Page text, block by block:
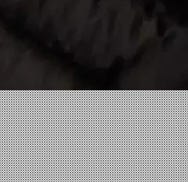
Facebook
X